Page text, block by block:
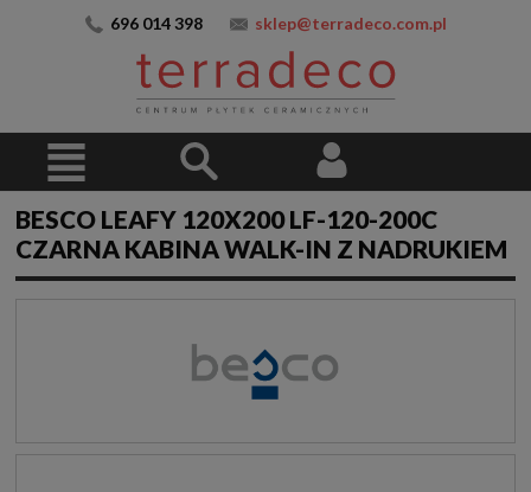
696 014 398 sklep@terradeco.com.pl
BESCO LEAFY 120X200 LF-120-200C
CZARNA KABINA WALK-IN Z NADRUKIEM